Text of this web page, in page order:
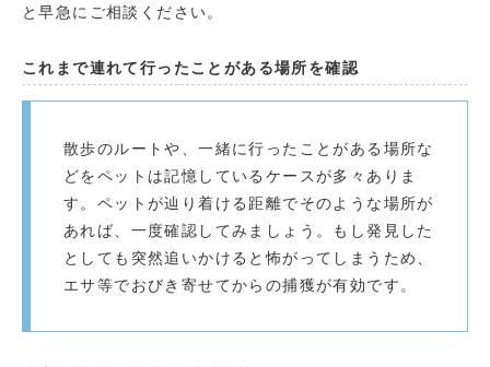
と早急にご相談ください。
これまで連れて行ったことがある場所を確認
散歩のルートや、一緒に行ったことがある場所な
どをペットは記憶しているケースが多々ありま
す。ペットが辿り着ける距離でそのような場所が
あれば、一度確認してみましょう。もし発見した
としても突然追いかけると怖がってしまうため、
エサ等でおびき寄せてからの捕獲が有効です。